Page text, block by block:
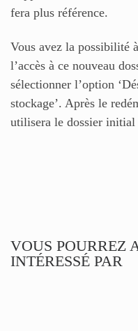
fera plus référence.
Vous avez la possibilité
l’accès à ce nouveau
sélectionner l’option
stockage’. Après le
utilisera le dossier initial
VOUS POURREZ
INTÉRESSÉ PAR